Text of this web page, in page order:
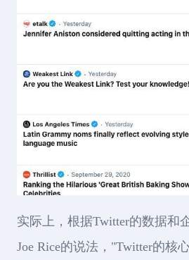
实际上，根据Twitter的数据和
Joe Rice的说法，"Twitter的核